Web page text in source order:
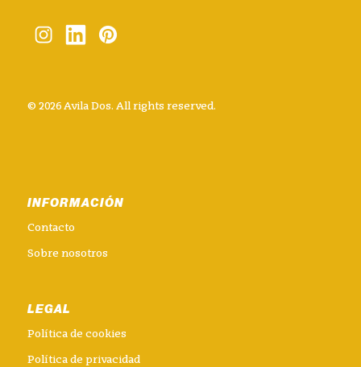
© 2026 Avila Dos. All rights reserved.
INFORMACIÓN
Contacto
Sobre nosotros
LEGAL
Política de cookies
Política de privacidad